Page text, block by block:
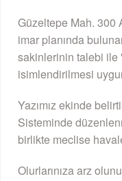
Güzeltepe Mah. 300
imar planında
sakinlerinin talebi ile
isimlendirilmesi
Yazımız ekinde
Sisteminde
birlikte meclise
Olurlarınıza arz